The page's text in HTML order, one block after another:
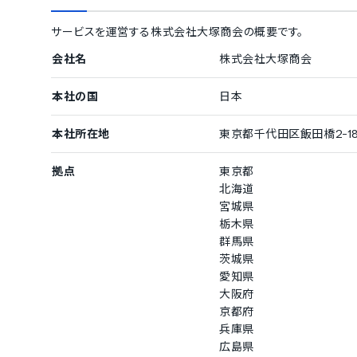
サービスを運営する株式会社大塚商会の概要です。
会社名
株式会社大塚商会
本社の国 日本
本社所在地 東京都千代田区飯田橋2-
拠点
東京都
北海道
宮城県
栃木県
群馬県
茨城県
愛知県
大阪府
京都府
兵庫県
広島県